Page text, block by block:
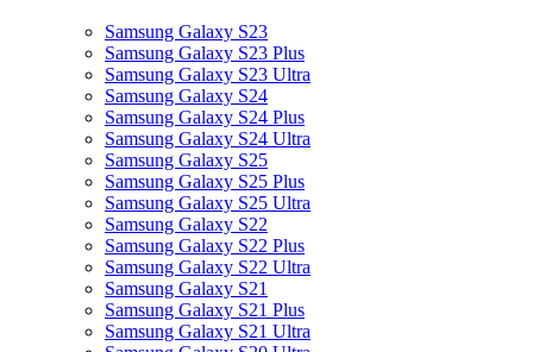
Samsung Galaxy S23
Samsung Galaxy S23 Plus
Samsung Galaxy S23 Ultra
Samsung Galaxy S24
Samsung Galaxy S24 Plus
Samsung Galaxy S24 Ultra
Samsung Galaxy S25
Samsung Galaxy S25 Plus
Samsung Galaxy S25 Ultra
Samsung Galaxy S22
Samsung Galaxy S22 Plus
Samsung Galaxy S22 Ultra
Samsung Galaxy S21
Samsung Galaxy S21 Plus
Samsung Galaxy S21 Ultra